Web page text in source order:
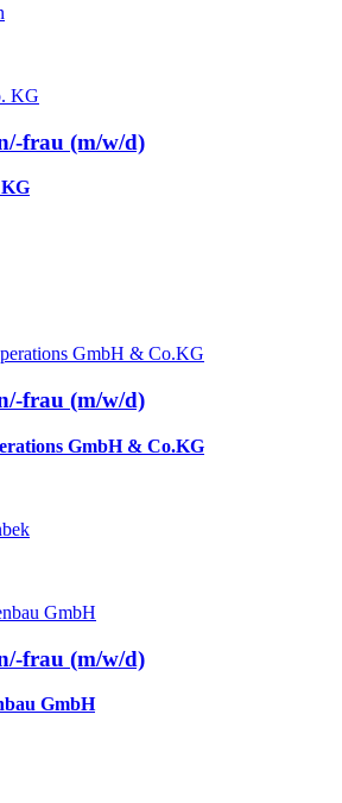
frau (m/w/d)
frau (m/w/d)
GmbH & Co.KG
frau (m/w/d)
GmbH